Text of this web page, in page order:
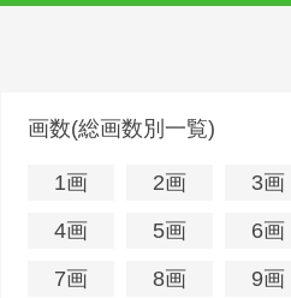
画数(総画数別一覧)
1画 2画
3画
4画
5画
6画
7画
8画
9画